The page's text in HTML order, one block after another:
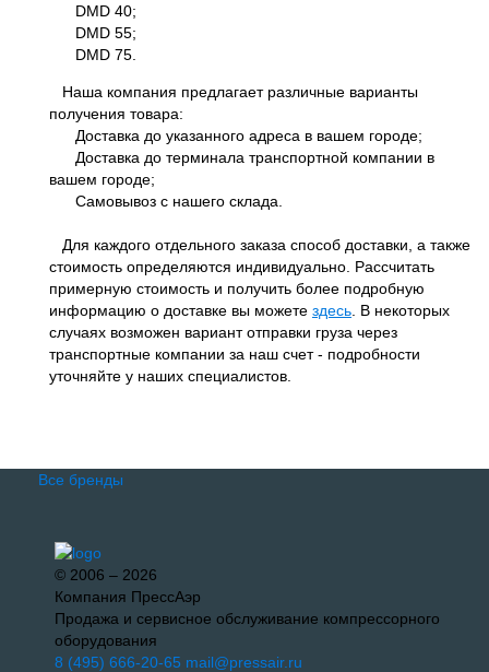
DMD 40;
DMD 55;
DMD 75.
Наша компания предлагает различные варианты
получения товара:
Доставка до указанного адреса в вашем городе;
Доставка до терминала транспортной компании в
вашем городе;
Самовывоз с нашего склада.
Для каждого отдельного заказа способ доставки, а также
стоимость определяются индивидуально. Рассчитать
примерную стоимость и получить более подробную
информацию о доставке вы можете здесь . В некоторых
случаях возможен вариант отправки груза через
транспортные компании за наш счет - подробности
уточняйте у наших специалистов.
Все бренды
© 2006 – 2026
Компания ПрессАэр
Продажа и сервисное обслуживание компрессорного
оборудования
8 (495) 666-20-65 mail@pressair.ru